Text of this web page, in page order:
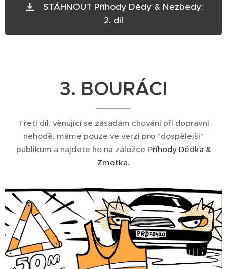
STÁHNOUT Příhody Dědy & Nezbedy:
2. díl
3. BOURÁCI
Třetí díl, věnující se zásadám chování při dopravní
nehodě, máme pouze ve verzi pro "dospělejší"
publikum a najdete ho na záložce Příhody Dědka &
Zmetka.